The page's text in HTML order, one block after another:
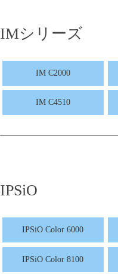
IMシリーズ
IM C2000
IM C4510
IPSiO
IPSiO Color 6000
IPSiO Color 8100